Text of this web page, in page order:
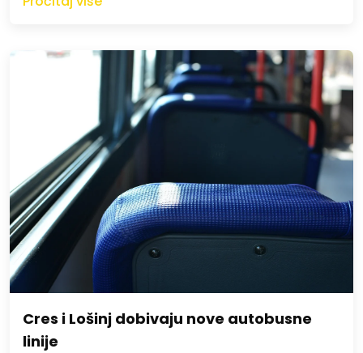
Cres i Lošinj dobivaju nove autobusne
linije